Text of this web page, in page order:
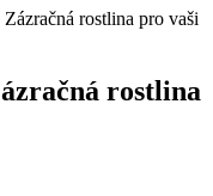
rostlina pro vaši
rostlina